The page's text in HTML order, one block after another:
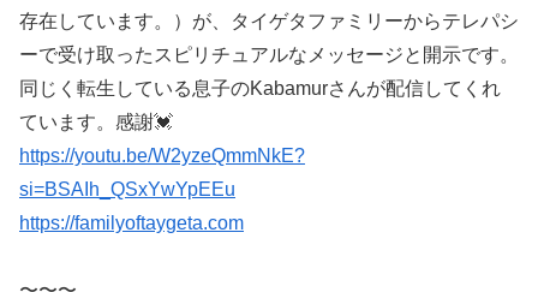
存在しています。）が、タイゲタファミリーからテレパシ
ーで受け取ったスピリチュアルなメッセージと開示です。
同じく転生している息子のKabamurさんが配信してくれ
ています。感謝💓
https://youtu.be/W2yzeQmmNkE?
si=BSAIh_QSxYwYpEEu
https://familyoftaygeta.com